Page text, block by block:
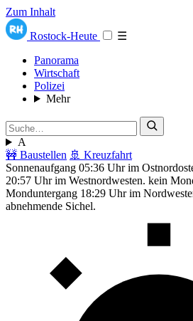
Zum Inhalt
Rostock-Heute
☰
Panorama
Wirtschaft
Polizei
Mehr
A
🚧 Baustellen 🚢 Kreuzfahrt
Sonnenaufgang 05:36 Uhr im
20:57 Uhr im Westnordwesten. kein
Monduntergang 18:29 Uhr im
abnehmende Sichel.